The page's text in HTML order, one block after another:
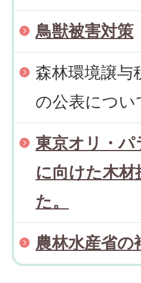
鳥獣被害対策
森林環境譲与
の公表につい
東京オリ・パ
に向けた木
た。
農林水産省の